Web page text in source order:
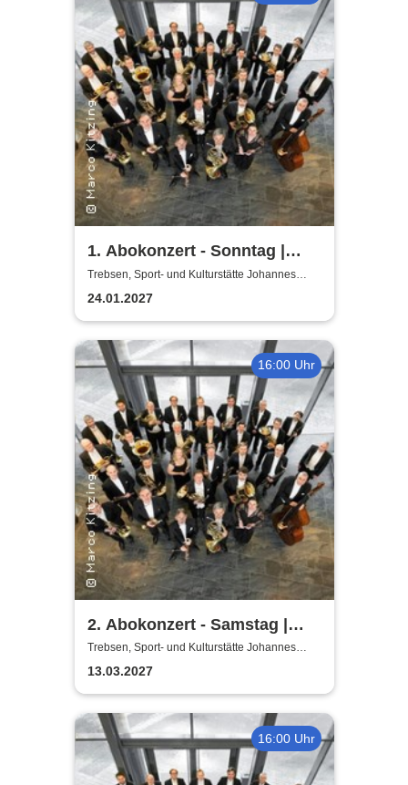
1. Abokonzert - Sonntag |
Sächsische
Bläserphilharmonie
Trebsen, Sport- und Kulturstätte Johannes
Wiede
24.01.2027
16:00 Uhr
2. Abokonzert - Samstag |
Sächsische
Bläserphilharmonie
Trebsen, Sport- und Kulturstätte Johannes
Wiede
13.03.2027
16:00 Uhr